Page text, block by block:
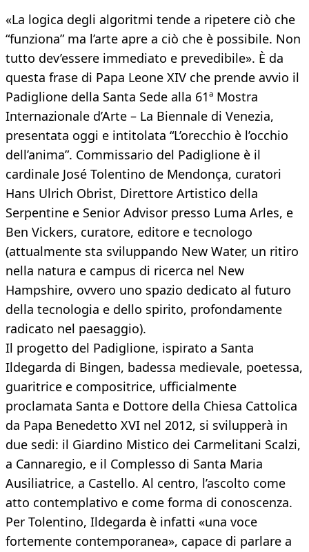
«La logica degli algoritmi tende a ripetere ciò che
“funziona” ma l’arte apre a ciò che è possibile. Non
tutto dev’essere immediato e prevedibile». È da
questa frase di Papa Leone XIV che prende avvio il
Padiglione della Santa Sede alla 61ª Mostra
Internazionale d’Arte – La Biennale di Venezia,
presentata oggi e intitolata “L’orecchio è l’occhio
dell’anima”. Commissario del Padiglione è il
cardinale José Tolentino de Mendonça, curatori
Hans Ulrich Obrist, Direttore Artistico della
Serpentine e Senior Advisor presso Luma Arles, e
Ben Vickers, curatore, editore e tecnologo
(attualmente sta sviluppando New Water, un ritiro
nella natura e campus di ricerca nel New
Hampshire, ovvero uno spazio dedicato al futuro
della tecnologia e dello spirito, profondamente
radicato nel paesaggio).
Il progetto del Padiglione, ispirato a Santa
Ildegarda di Bingen, badessa medievale, poetessa,
guaritrice e compositrice, ufficialmente
proclamata Santa e Dottore della Chiesa Cattolica
da Papa Benedetto XVI nel 2012, si svilupperà in
due sedi: il Giardino Mistico dei Carmelitani Scalzi,
a Cannaregio, e il Complesso di Santa Maria
Ausiliatrice, a Castello. Al centro, l’ascolto come
atto contemplativo e come forma di conoscenza.
Per Tolentino, Ildegarda è infatti «una voce
fortemente contemporanea», capace di parlare a